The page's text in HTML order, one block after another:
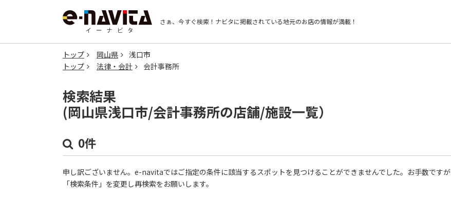
さぁ、今すぐ検索！ ナビタに掲載されている地元のお店の情報が満載！
トップ 岡山県
浅口市
トップ
法律・会計 会計事務所
検索結果
(岡山県浅口市/会計事務所の店舗/施設一覧）
0件
申し訳ございません。e-navitaではご指定の条件に該当するスポットを見つけることができませんでした。お手数ですが
「検索条件」を変更し再検索をお願いします。